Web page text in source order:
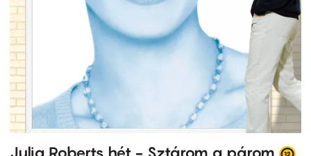
Julia Roberts hét - Sztárom a párom